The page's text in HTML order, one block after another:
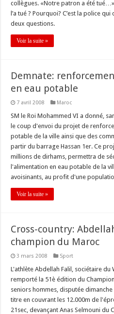
collègues. «Notre patron a été
l’a tué ? Pourquoi? C’est la police
deux questions.
Voir la suite »
Demnate:
en eau potable
7 avril 2008 Maroc
SM le Roi Mohammed VI a donné,
le coup d'envoi du projet de
potable de la ville ainsi que des
partir du barrage Hassan 1er. Ce
millions de dirhams, permettra de
l'alimentation en eau potable de la
avoisinants, au profit d'une
Voir la suite »
Cross-country:
champion du Maroc
3 mars 2008 Sport
L'athlète Abdellah Falil, sociétaire du
remporté la 51è édition du
seniors hommes, disputée
titre en couvrant les 12.000m de
21sec, devançant Anas Selmouni du